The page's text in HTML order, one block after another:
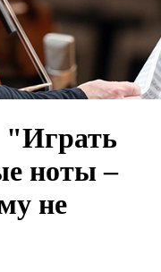
"Играть
ноты –
не